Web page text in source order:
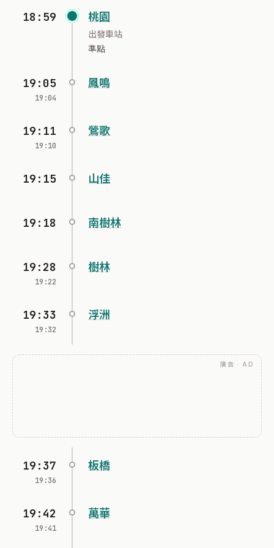
18:59 桃園
出發車站
準點
19:05
19:04
鳳鳴
19:11
19:10
鶯歌
19:15 山佳
19:18 南樹林
19:28
19:22
樹林
19:33
19:32
浮洲
廣告 · AD
19:37
19:36
板橋
19:42
19:41
萬華